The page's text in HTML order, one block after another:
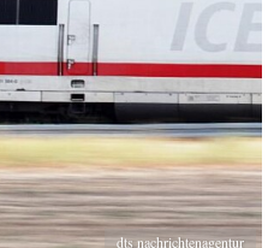
dts nachrichtenagentur